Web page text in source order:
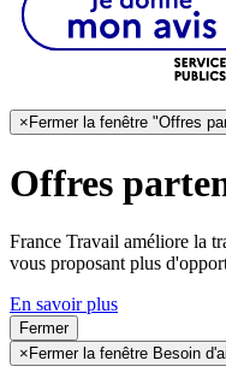
× Fermer la fenêtre "Offres
Offres
France Travail améliore la
vous proposant plus
En savoir plus
Fermer
× Fermer la fenêtre Besoin